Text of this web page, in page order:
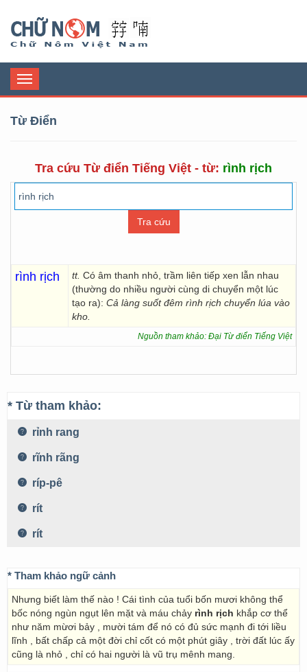
Toggle
navigation
Từ Điển
Tra cứu Từ điển Tiếng Việt - từ: rình rịch
rình rịch tt. Có âm thanh nhỏ, trầm liên tiếp xen lẫn nhau
(thường do nhiều người cùng di chuyển một lúc
tạo ra): Cả làng suốt đêm rình rịch chuyển lúa vào
kho.
Nguồn tham khảo: Đại Từ điển Tiếng Việt
* Từ tham khảo:
rỉnh rang
rĩnh rãng
ríp-pê
rít
rít
* Tham khảo ngữ cảnh
Nhưng biết làm thế nào ! Cái tình của tuổi bốn mươi không thể
bốc nóng ngùn ngụt lên mặt và máu chảy rình rịch khắp cơ thể
như năm mừơi bảy , mười tám để nó có đủ sức mạnh đi tới liều
lĩnh , bất chấp cả một đời chỉ cốt có một phút giây , trời đất lúc ấy
cũng là nhỏ , chỉ có hai người là vũ trụ mênh mang.